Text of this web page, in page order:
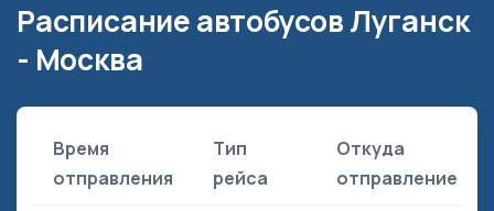
Расписание автобусов Луганск
- Москва
Время
отправления
Тип
рейса
Откуда
отправление